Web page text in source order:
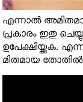
എന്നാല്‍
പ്രകാരം ഇതു
ഉപേക്ഷിയ്ക്കുക.
മിതമായ